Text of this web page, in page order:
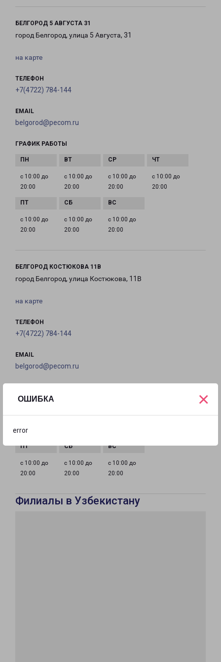
ОШИБКА
error
×
БЕЛГОРОД 5 АВГУСТА 31
город Белгород, улица 5 Августа, 31
на карте
ТЕЛЕФОН
+7(4722) 784-144
EMAIL
belgorod@pecom.ru
ГРАФИК РАБОТЫ
с 10:00 до
20:00
с 10:00 до
20:00
с 10:00 до
20:00
с 10:00 до
20:00
с 10:00 до
20:00
с 10:00 до
20:00
с 10:00 до
20:00
БЕЛГОРОД КОСТЮКОВА 11В
город Белгород, улица Костюкова, 11В
на карте
ТЕЛЕФОН
+7(4722) 784-144
EMAIL
belgorod@pecom.ru
20:00
с 10:00 до
20:00
с 10:00 до
20:00
с 10:00 до
20:00
Филиалы в Узбекистану